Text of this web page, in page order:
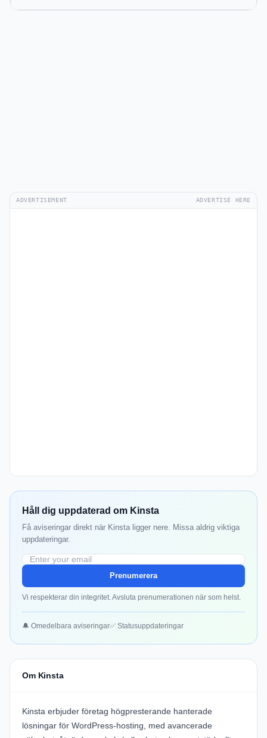
ADVERTISEMENT ADVERTISE HERE
Håll dig uppdaterad om Kinsta
Få aviseringar direkt när Kinsta ligger nere. Missa aldrig viktiga
uppdateringar.
Prenumerera
Vi respekterar din integritet. Avsluta prenumerationen när som helst.
🔔 Omedelbara aviseringar✅ Statusuppdateringar
Om Kinsta
Kinsta erbjuder företag högpresterande hanterade
lösningar för WordPress-hosting, med avancerade